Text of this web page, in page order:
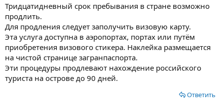
Тридцатидневный срок пребывания в стране возможно
продлить.
Для продления следует заполучить визовую карту.
Эта услуга доступна в аэропортах, портах или путём
приобретения визового стикера. Наклейка размещается
на чистой странице загранпаспорта.
Эти процедуры продлевают нахождение российского
туриста на острове до 90 дней.
Ответить